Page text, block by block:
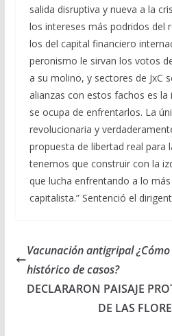
salida disruptiva y nueva a la
los intereses más podridos del
los del capital financiero
peronismo le sirvan los votos
a su molino, y sectores de JxC
alianzas con estos fachos es la
se ocupa de enfrentarlos. La
revolucionaria y
propuesta de libertad real para
tenemos que construir con la
que lucha enfrentando a lo
capitalista.” Sentenció el
Vacunación antigripal
histórico de casos?
DECLARARON PAISAJE
DE LAS